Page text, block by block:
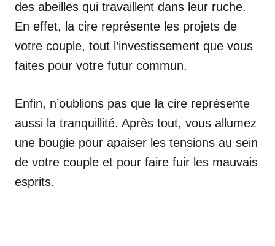
des abeilles qui travaillent dans leur ruche.
En effet, la cire représente les projets de
votre couple, tout l’investissement que vous
faites pour votre futur commun.
Enfin, n’oublions pas que la cire représente
aussi la tranquillité. Après tout, vous allumez
une bougie pour apaiser les tensions au sein
de votre couple et pour faire fuir les mauvais
esprits.